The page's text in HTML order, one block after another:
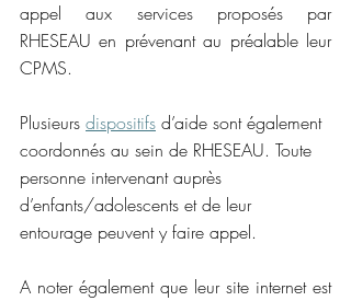
appel aux services proposés par
RHESEAU en prévenant au préalable leur
CPMS.
Plusieurs dispositifs d’aide sont également
coordonnés au sein de RHESEAU. Toute
personne intervenant auprès
d’enfants/adolescents et de leur
entourage peuvent y faire appel.
A noter également que leur site internet est